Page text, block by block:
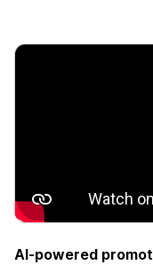
AI-powered